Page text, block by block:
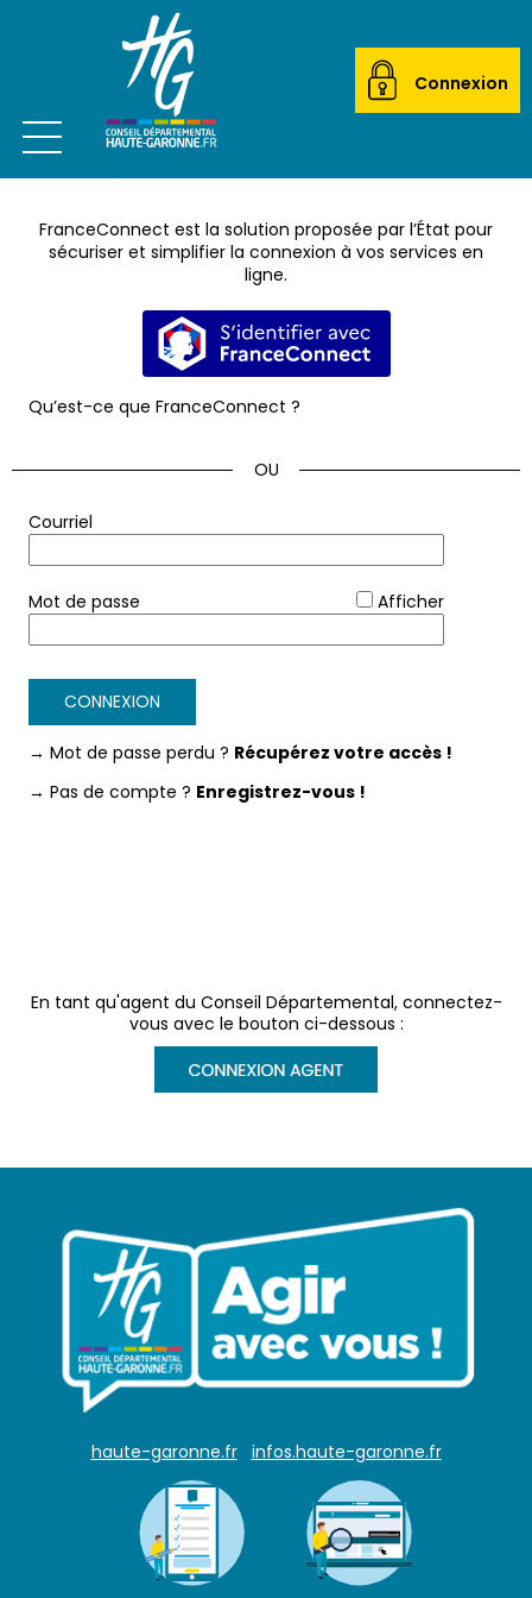
Connexion
Ouvrir le menu
ACTEUR LOCAL
ETABLISSEMENTS SCOLAIRES
TRANSPORTEURS
En tant qu'agent du Conseil Départemental, connectez-
vous avec le bouton ci-dessous :
FranceConnect est la solution proposée par l’État pour
sécuriser et simplifier la connexion à vos services en
ligne.
S’identifier avec FranceConnect
Qu’est-ce que FranceConnect ?
Courriel
Mot de passe Afficher
CONNEXION
→ Mot de passe perdu ? Récupérez votre accès !
→ Pas de compte ? Enregistrez-vous !
haute-garonne.fr infos.haute-garonne.fr